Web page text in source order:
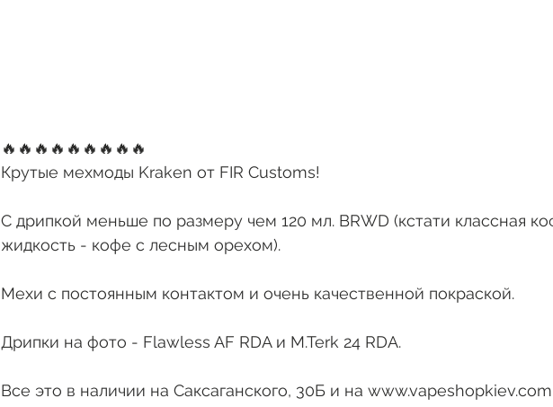
🔥🔥🔥🔥🔥🔥🔥🔥🔥
Крутые мехмоды Kraken от FIR Customs!
С дрипкой меньше по размеру чем 120 мл. BRWD (кстати классная
жидкость - кофе с лесным орехом).
Мехи с постоянным контактом и очень качественной покраской.
Дрипки на фото - Flawless AF RDA и M.Terk 24 RDA.
Все это в наличии на Саксаганского, 30Б и на www.vapeshopkiev.com